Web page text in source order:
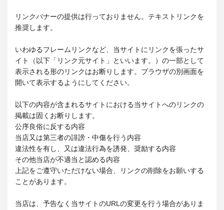
リンクバナーの提供は行っておりません。テキストリンクを
推奨します。
いわゆるフレームリンクなど、当サイトにリンクを張ったサ
イト（以下「リンク元サイト」といいます。）の一部として
表示される形のリンクはお断りします。ブラウザの別画面を
開いて表示するようにしてください。
以下の内容が含まれるサイトにおける当サイトへのリンクの
掲載は固くお断りします。
公序良俗に反する内容
当店又は第三者の誹謗・中傷を行う内容
違法性を有し、又は違法行為を誘発、奨励する内容
その他当店が不適当と認める内容
上記をご遵守いただけない場合、リンクの削除をお願いする
ことがあります。
当店は、予告なく当サイトのURLの変更を行う場合がありま